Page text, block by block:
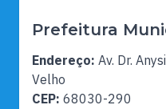
Prefeitura
Endereço: Av. Dr.
Velho
CEP: 68030-290